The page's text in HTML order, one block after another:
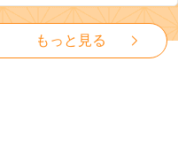
も 先行予約 送料無料 果物 岡
山県 笠岡市 清水白桃 白鳳 白
麗 クール便---
kasaoka_zsy_419_100---
もっと見る